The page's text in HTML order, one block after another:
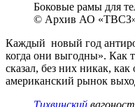
Боковые рамы для
© Архив АО
Каждый новый год
когда они выгодны». Как
сказал, без них никак,
американский рынок
Тихвинский